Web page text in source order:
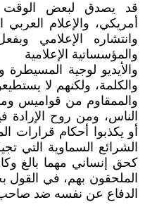
قد يصدق لبعض الوقت
أمريكي، والإعلام
وانتشاره الإعلامي
والمؤسساتية الإعلامية
والأيديو لوجية المسيطرة
والكلمة، ولكنهم لا
والممقاوم من قواميس
الناس، ومن روح الإرادة
أو يكذبوا أحكام قرارات
الشرائع السماوية التي
كحق إنساني مهما بالغ
الملحقون بهم، في القول
الدفاع عن نفسه ضد